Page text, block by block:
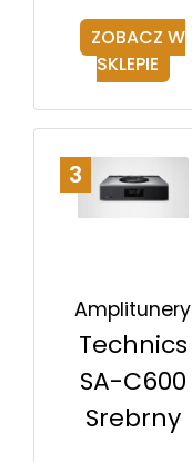
ZOBACZ W
SKLEPIE
3
Amplitunery
Technics
SA-C600
Srebrny